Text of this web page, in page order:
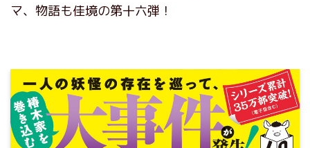
マ、物語も佳境の第十六弾！